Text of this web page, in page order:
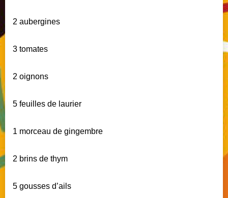
2 aubergines
3 tomates
2 oignons
5 feuilles de laurier
1 morceau de gingembre
2 brins de thym
5 gousses d’ails